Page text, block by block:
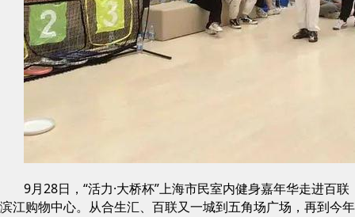
9月28日，“活力·大桥杯”上海市民室内健身嘉年华走进百联
滨江购物中心。从合生汇、百联又一城到五角场广场，再到今年